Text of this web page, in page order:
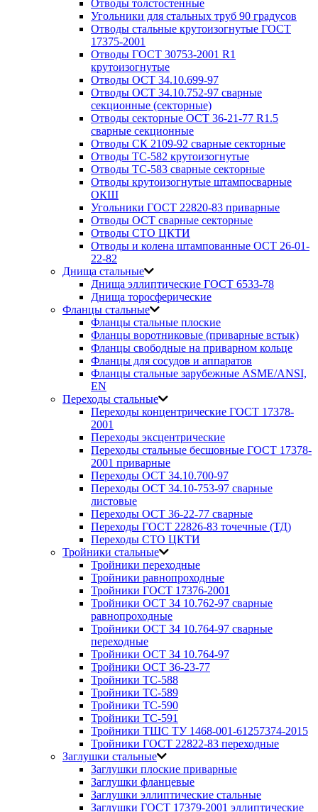
Отводы толстостенные
Угольники для стальных труб 90 градусов
Отводы стальные крутоизогнутые ГОСТ
17375-2001
Отводы ГОСТ 30753-2001 R1
крутоизогнутые
Отводы ОСТ 34.10.699-97
Отводы ОСТ 34.10.752-97 сварные
секционные (секторные)
Отводы секторные ОСТ 36-21-77 R1.5
сварные секционные
Отводы СК 2109-92 сварные секторные
Отводы ТС-582 крутоизогнутые
Отводы ТС-583 сварные секторные
Отводы крутоизогнутые штампосварные
ОКШ
Угольники ГОСТ 22820-83 приварные
Отводы ОСТ сварные секторные
Отводы СТО ЦКТИ
Отводы и колена штампованные ОСТ 26-01-
22-82
Днища стальные
Днища эллиптические ГОСТ 6533-78
Днища торосферические
Фланцы стальные
Фланцы стальные плоские
Фланцы воротниковые (приварные встык)
Фланцы свободные на приварном кольце
Фланцы для сосудов и аппаратов
Фланцы стальные зарубежные ASME/ANSI,
EN
Переходы стальные
Переходы концентрические ГОСТ 17378-
2001
Переходы эксцентрические
Переходы стальные бесшовные ГОСТ 17378-
2001 приварные
Переходы ОСТ 34.10.700-97
Переходы ОСТ 34.10-753-97 сварные
листовые
Переходы ОСТ 36-22-77 сварные
Переходы ГОСТ 22826-83 точечные (ТД)
Переходы СТО ЦКТИ
Тройники стальные
Тройники переходные
Тройники равнопроходные
Тройники ГОСТ 17376-2001
Тройники ОСТ 34 10.762-97 сварные
равнопроходные
Тройники ОСТ 34 10.764-97 сварные
переходные
Тройники ОСТ 34 10.764-97
Тройники ОСТ 36-23-77
Тройники ТС-588
Тройники ТС-589
Тройники ТС-590
Тройники ТС-591
Тройники ТШС ТУ 1468-001-61257374-2015
Тройники ГОСТ 22822-83 переходные
Заглушки стальные
Заглушки плоские приварные
Заглушки фланцевые
Заглушки эллиптические стальные
Заглушки ГОСТ 17379-2001 эллиптические